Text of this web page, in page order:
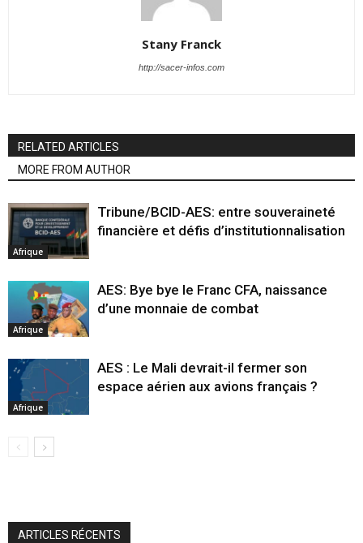
Stany Franck
http://sacer-infos.com
RELATED ARTICLES
MORE FROM AUTHOR
Afrique
Tribune/BCID-AES: entre souveraineté
financière et défis d’institutionnalisation
Afrique
AES: Bye bye le Franc CFA, naissance
d’une monnaie de combat
Afrique
AES : Le Mali devrait-il fermer son
espace aérien aux avions français ?
ARTICLES RÉCENTS